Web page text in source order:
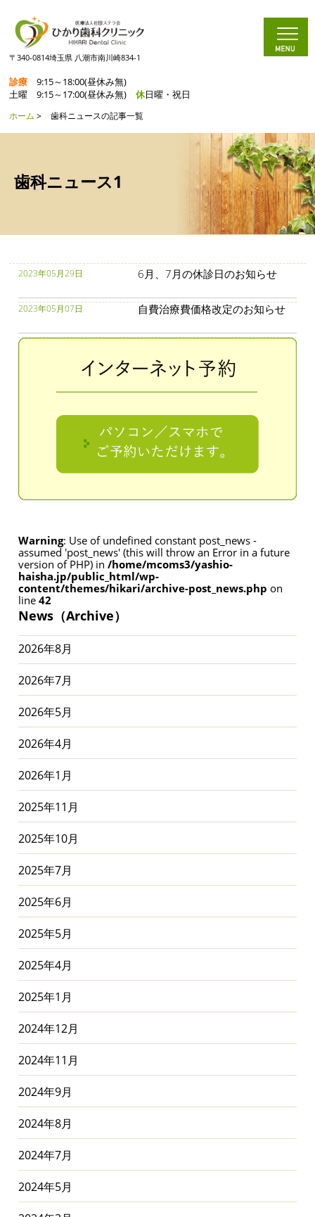
〒340-0814埼玉県 八潮市南川崎834-1
診療 9:15～18:00(昼休み無)
土曜 9:15～17:00(昼休み無)
休日曜・祝日
ホーム > 歯科ニュースの記事一覧
歯科ニュース1
2023年05月29日 6月、7月の休診日のお知らせ
2023年05月07日 自費治療費価格改定のお知らせ
Warning: Use of undefined constant post_news -
assumed 'post_news' (this will throw an Error in a future
version of PHP) in/home/mcoms3/yashio-
haisha.jp/public_html/wp-
content/themes/hikari/archive-post_news.php on
line42
News（Archive）
2026年8月
2026年7月
2026年5月
2026年4月
2026年1月
2025年11月
2025年10月
2025年7月
2025年6月
2025年5月
2025年4月
2025年1月
2024年12月
2024年11月
2024年9月
2024年8月
2024年7月
2024年5月